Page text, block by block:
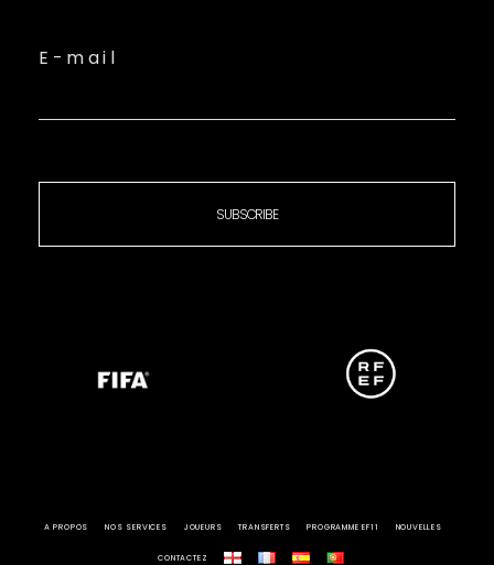
E-mail
SUBSCRIBE
A PROPOS NOS SERVICES JOUEURS TRANSFERTS PROGRAMME EF11 NOUVELLES
CONTACTEZ